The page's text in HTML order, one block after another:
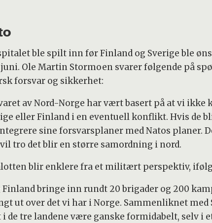
ble spilt inn før Finland og Sverige ble
Ole Martin Stormoen svarer følgende på
forsvar og sikkerhet:
av Nord-Norge har vært basert på at vi ikke
eller Finland i en eventuell konflikt. Hvis de
sine forsvarsplaner med Natos planer.
tro det blir en større samordning i nord.
blir enklere fra et militært perspektiv,
bringe inn rundt 20 brigader og 200
ut over det vi har i Norge. Sammenliknet
tre landene være ganske formidabelt, selv i